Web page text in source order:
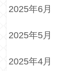
2025年6月
2025年5月
2025年4月